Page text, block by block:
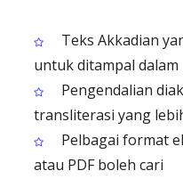
Teks Akkadian
untuk ditampal
Pengendalian
transliterasi yang
Pelbagai format
atau PDF boleh cari